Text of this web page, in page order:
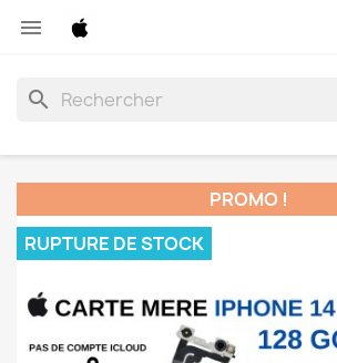

search
PROMO !
RUPTURE DE STOCK